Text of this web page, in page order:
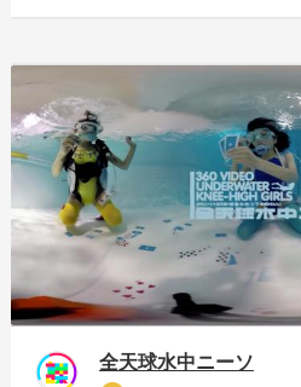
4125-4c14-9883-5751e4eaac33
ンパ」が「ド・ドドンパ」に変わ
再撮影した映像はこちら
https://store.hacosco.com/
9e69-c14eef62ea6b
全天球水中ニーソ